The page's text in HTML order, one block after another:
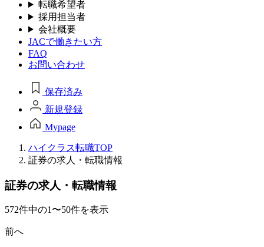
転職希望者
採用担当者
会社概要
JACで働きたい方
FAQ
お問い合わせ
保存済み
新規登録
Mypage
ハイクラス転職TOP
証券の求人・転職情報
証券の求人・転職情報
572件中の1〜50件を表示
前へ